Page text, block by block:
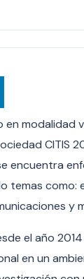
en modalidad
CITIS
encuentra
temas como:
y
el año
en un